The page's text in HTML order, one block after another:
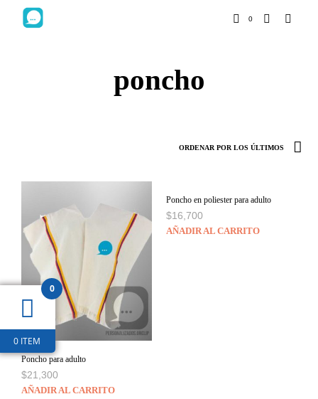
0
poncho
Poncho para adulto
$21,300
AÑADIR AL CARRITO
Poncho en poliester para adulto
$16,700
AÑADIR AL CARRITO
0
0 ITEM